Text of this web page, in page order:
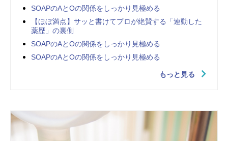
SOAPのAとOの関係をしっかり見極める
【ほぼ満点】サッと書けてプロが絶賛する「連動した
薬歴」の裏側
SOAPのAとOの関係をしっかり見極める
SOAPのAとOの関係をしっかり見極める
もっと見る